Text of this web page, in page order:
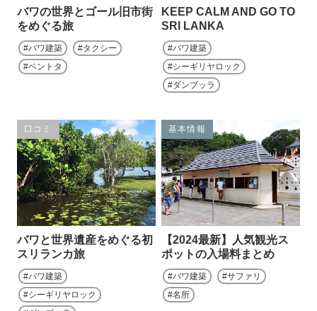
バワの世界とゴール旧市街
をめぐる旅
バワ建築
タクシー
ベントタ
KEEP CALM AND GO TO
SRI LANKA
バワ建築
シーギリヤロック
ダンブッラ
バワと世界遺産をめぐる初
スリランカ旅
口コミ
バワ建築
シーギリヤロック
【2024最新】人気観光ス
ポットの入場料まとめ
基本情報
バワ建築
サファリ
名所